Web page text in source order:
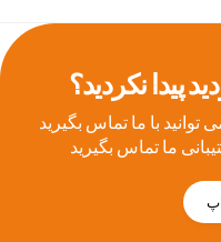
پیدا نکردید؟